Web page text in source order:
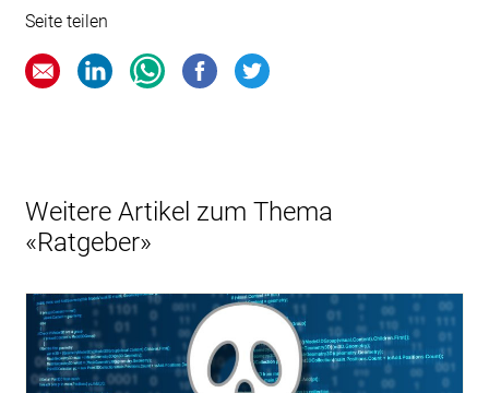
Seite teilen
Weitere Artikel zum Thema
«Ratgeber»